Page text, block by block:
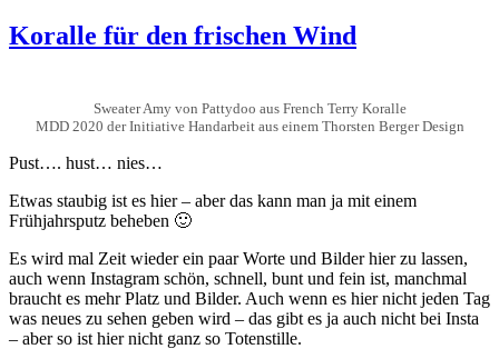
Koralle für den frischen Wind
Sweater Amy von Pattydoo aus French Terry Koralle
MDD 2020 der Initiative Handarbeit aus einem Thorsten Berger Design
Pust…. hust… nies…
Etwas staubig ist es hier – aber das kann man ja mit einem
Frühjahrsputz beheben 🙂
Es wird mal Zeit wieder ein paar Worte und Bilder hier zu lassen,
auch wenn Instagram schön, schnell, bunt und fein ist, manchmal
braucht es mehr Platz und Bilder. Auch wenn es hier nicht jeden Tag
was neues zu sehen geben wird – das gibt es ja auch nicht bei Insta
– aber so ist hier nicht ganz so Totenstille.